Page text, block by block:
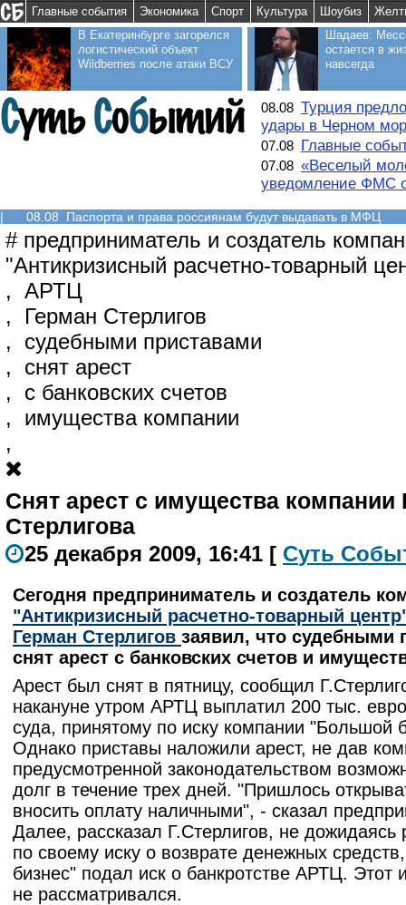
Главные события Экономика Спорт Культура Шоубиз
В Екатеринбурге загорелся
логистический объект
Wildberries после атаки ВСУ
Шадаев:
остается в
навсегда
08.08 Турция
удары в Черном
07.08 Главные
07.08 «Веселый
уведомление ФМС
| 08.08 Паспорта и права россиянам будут выдавать в МФЦ
# предприниматель и создатель
"Антикризисный расчетно-товарный
, АРТЦ
, Герман Стерлигов
, судебными приставами
, снят арест
, с банковских счетов
, имущества компании
,
Снят арест с имущества компании
Стерлигова
25 декабря 2009, 16:41 [ Суть Соб
Сегодня предприниматель и создатель
"Антикризисный расчетно-товарный
Герман Стерлигов заявил, что судебными
снят арест с банковских счетов и
Арест был снят в пятницу, сообщил
накануне утром АРТЦ выплатил 200 тыс.
суда, принятому по иску компании "Большой
Однако приставы наложили арест, не дав
предусмотренной законодательством
долг в течение трех дней. "Пришлось
вносить оплату наличными", - сказал
Далее, рассказал Г.Стерлигов, не дожидаясь
по своему иску о возврате денежных
бизнес" подал иск о банкротстве АРТЦ. Этот
не рассматривался.